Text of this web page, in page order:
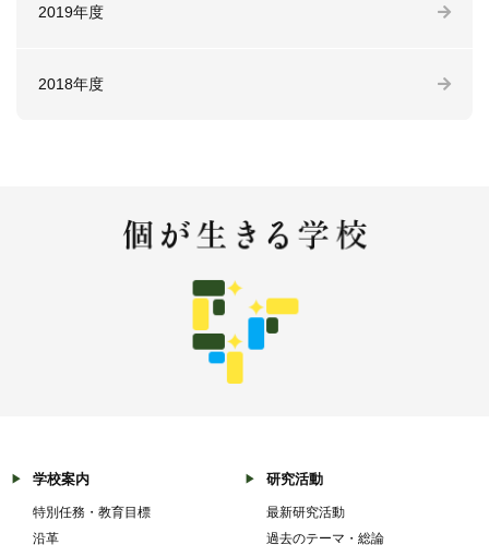
2019年度
2018年度
学校案内
特別任務・教育目標
沿革
研究活動
最新研究活動
過去のテーマ・総論